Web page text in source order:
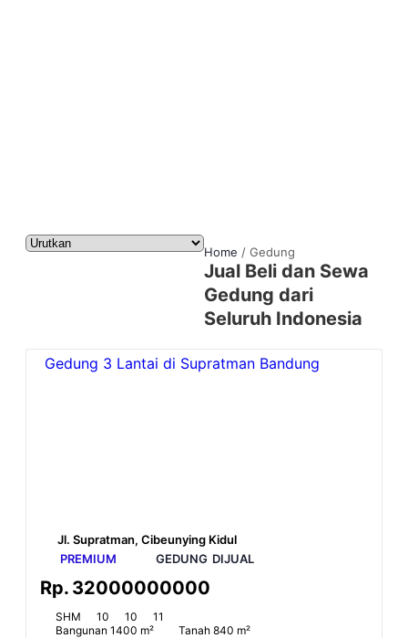
Home / Gedung
Jual Beli dan Sewa
Gedung dari
Seluruh Indonesia
Gedung 3 Lantai di Supratman Bandung
Jl. Supratman, Cibeunying Kidul
PREMIUM
GEDUNG DIJUAL
Rp. 32000000000
SHM 10 10
11
Bangunan 1400 m²
Tanah 840 m²